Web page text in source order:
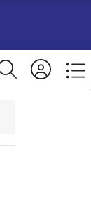
아
헝가리